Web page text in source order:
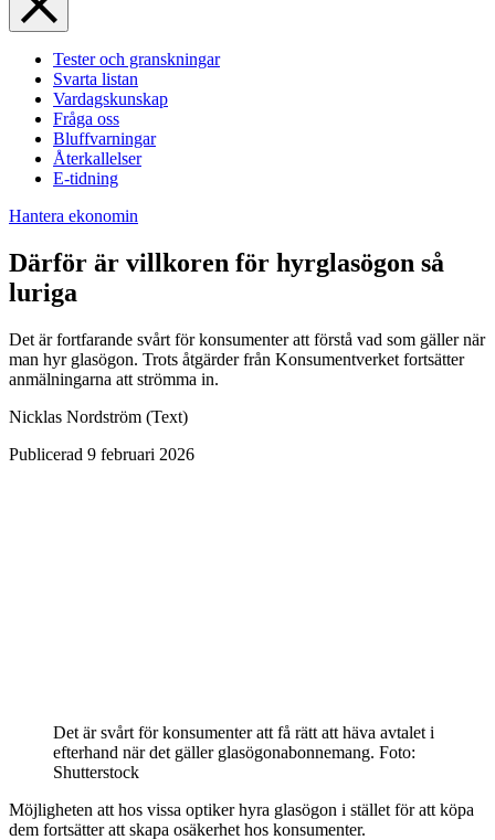
Tester och granskningar
Svarta listan
Vardagskunskap
Fråga oss
Bluffvarningar
Återkallelser
E-tidning
Hantera ekonomin
Därför är villkoren för hyrglasögon så
luriga
Det är fortfarande svårt för konsumenter att förstå vad som gäller när
man hyr glasögon. Trots åtgärder från Konsumentverket fortsätter
anmälningarna att strömma in.
Nicklas Nordström (Text)
Publicerad 9 februari 2026
Det är svårt för konsumenter att få rätt att häva avtalet i
efterhand när det gäller glasögonabonnemang. Foto:
Shutterstock
Möjligheten att hos vissa optiker hyra glasögon i stället för att köpa
dem fortsätter att skapa osäkerhet hos konsumenter.